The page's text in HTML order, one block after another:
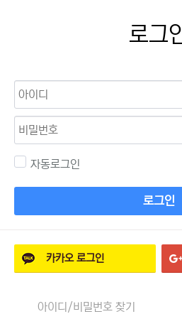
로그
자동로그인
로그인
카카오로그인
아이디/비밀번호 찾기